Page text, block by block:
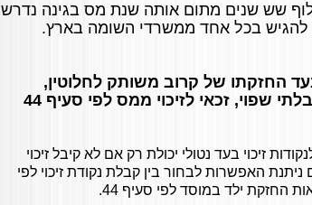
שש שנים מתום אותה שנת מס בגינה נדרש
להגיש בכל אחד ממשרדי השומה בארץ.
החזקתו של קרוב משותק לחלוטין,
מרותק למיטה בתמידות, עיוור או בלתי שפוי, זכאי לזיכוי ממס לפי סעיף 44
לנקודות זיכוי בעד נטולי יכולת רק אם לא קיבל זיכוי
ילד לפי סעיף 44. לנישום ניתנת האפשרות לבחור בין קבלת נקודת זיכוי לפי